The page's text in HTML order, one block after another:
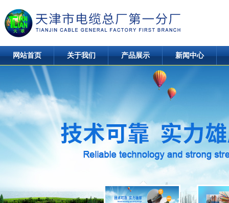
网站首页 关于我们 产品展示 新闻中心